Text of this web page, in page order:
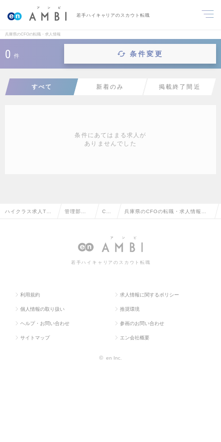
若手ハイキャリアのスカウト転職
兵庫県のCFOの転職・求人情報
0 件 条件変更
すべて 新着のみ 掲載終了間近
条件にあてはまる求人が
ありませんでした
ハイクラス求人TO 管理部門 CF 兵庫県のCFOの転職・求人情報一
若手ハイキャリアのスカウト転職
利用規約 求人情報に関するポリシー
個人情報の取り扱い 推奨環境
ヘルプ・お問い合わせ 参画のお問い合わせ
サイトマップ エン会社概要
© en Inc.